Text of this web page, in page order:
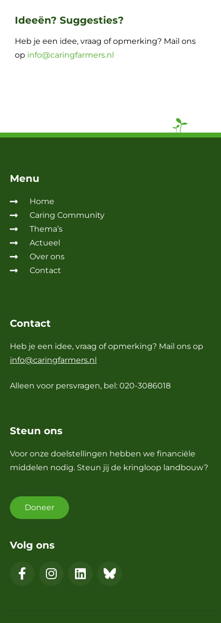
Ideeën? Suggesties?
Heb je een idee, vraag of opmerking? Mail ons
op info@caringfarmers.nl
Menu
Home
Caring Community
Thema’s
Actueel
Over ons
Contact
Contact
Heb je een idee, vraag of opmerking? Mail ons op
info@caringfarmers.nl
Alleen voor persvragen, bel: 020-3086018
Steun ons
Voor onze doelstellingen hebben we financiële
middelen nodig. Steun jij de kringloop landbouw?
Doneer
Volg ons